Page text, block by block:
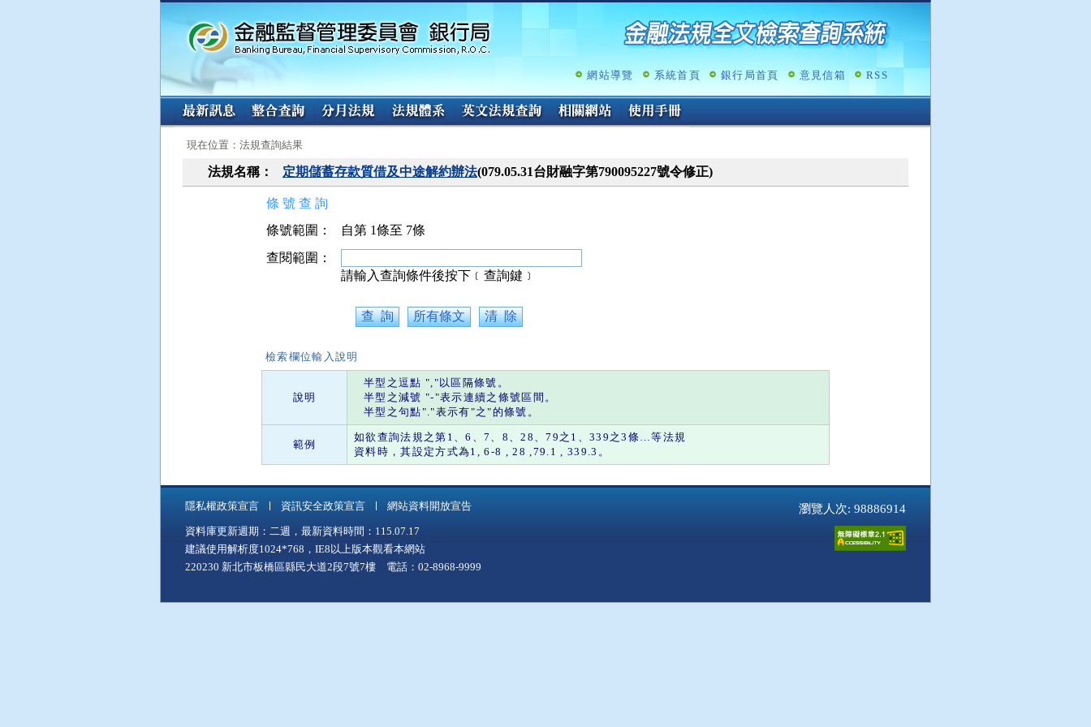
跳
容
網站導覽 系統首頁 銀行局首頁 意見信箱 RSS
:::
現在位置：法規查詢結果
法規名稱： 定期儲蓄存款質借及中途解約辦法(079.05.31台財融字第790095227號令修正)
條 號 查 詢
條號範圍：
自第 1條至 7條
查閱範圍：
請輸入查詢條件後按下﹝查詢鍵﹞
檢索欄位輸入說明
說明
半型之 逗點 ","以區隔條號。
半型之 減號 "-"表示連續之條號區間。
半型之 句點"."表示有"之"的條號。
範例
如欲查詢法規之第1、6、7、8、28、79之1、339之3條…等法規
資料時，其設定方式為1, 6-8 , 28 ,79.1 , 339.3。
隱私權政策宣言 資訊安全政策宣言 網站資料開放宣告 瀏覽人次: 98886914
資料庫更新週期：二週，最新資料時間：115.07.17
建議使用解析度1024*768，IE8以上版本觀看本網站
220230 新北市板橋區縣民大道2段7號7樓 電話：02-8968-9999